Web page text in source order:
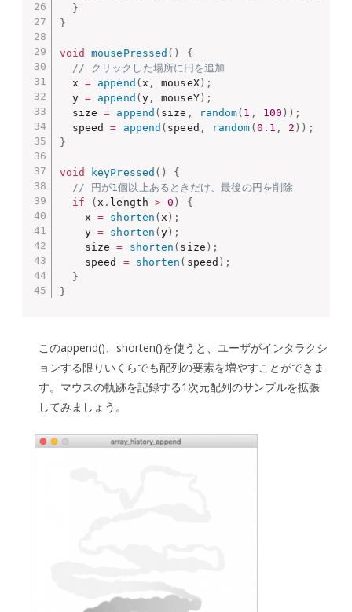
}
}
void mousePressed ( )
{
// クリックした場所に円を追加
  x
= append ( x , mouseX) ;
  y
= append ( y, mouseY) ;
  size
= append ( size , random( 1 , 100 ) ) ;
  speed
= append ( speed , random ( 0.1 , 2 ) ) ;
}
void keyPressed ( )
{
// 円が1個以上あるときだけ、最後の円を削除
if
( x . length > 0 )
{
    x
= shorten ( x ) ;
    y
= shorten (y ) ;
    size
= shorten ( size ) ;
    speed
= shorten ( speed ) ;
}
}
このappend()、shorten()を使うと、ユーザがインタラクシ
ョンする限りいくらでも配列の要素を増やすことができま
す。マウスの軌跡を記録する1次元配列のサンプルを拡張
してみましょう。